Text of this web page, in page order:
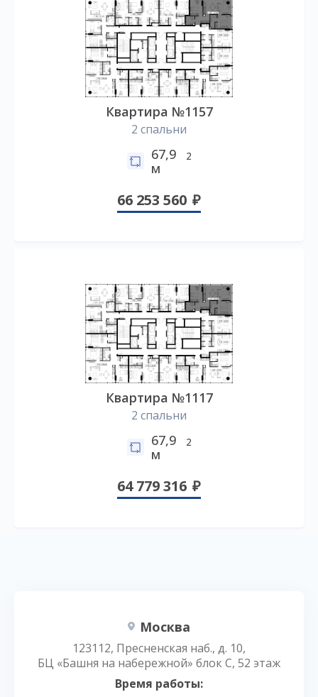
Квартира №1157
2 спальни
67,9
м
2
66 253 560
Квартира №1117
2 спальни
67,9
м
2
64 779 316
Москва
123112, Пресненская наб., д. 10,
БЦ «Башня на набережной» блок С, 52 этаж
Время работы: